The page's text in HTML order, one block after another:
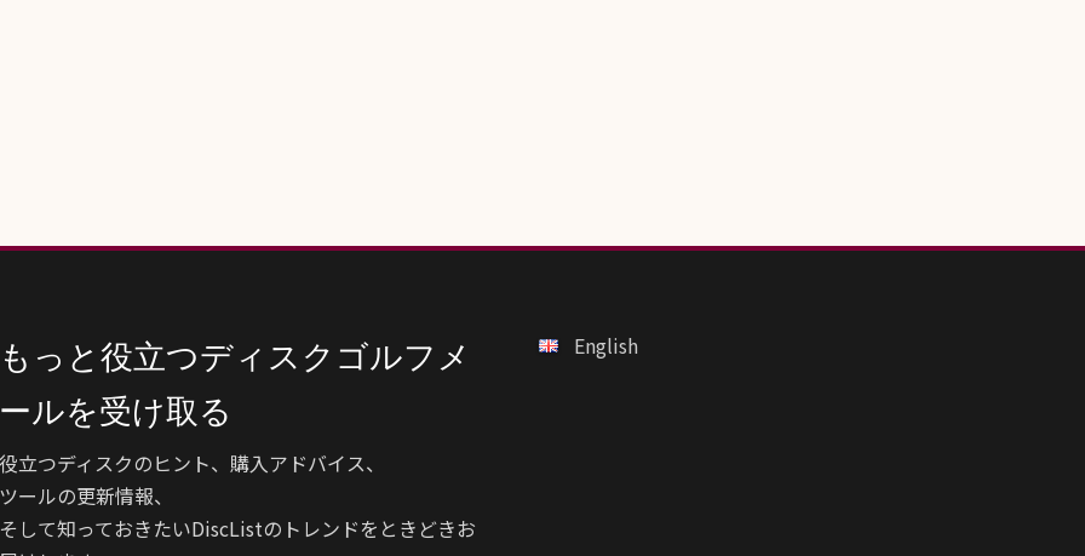
っと役立つディスクゴルフメ
ルを受け取る
立つディスクのヒント、購入アドバイス、
ールの更新情報、
して知っておきたいDiscListのトレンドをときどきお
English